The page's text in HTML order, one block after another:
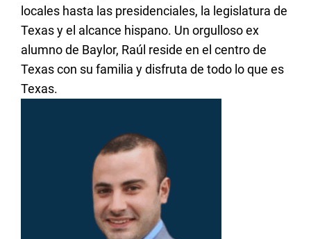
locales hasta las presidenciales, la legislatura de
Texas y el alcance hispano. Un orgulloso ex
alumno de Baylor, Raúl reside en el centro de
Texas con su familia y disfruta de todo lo que es
Texas.